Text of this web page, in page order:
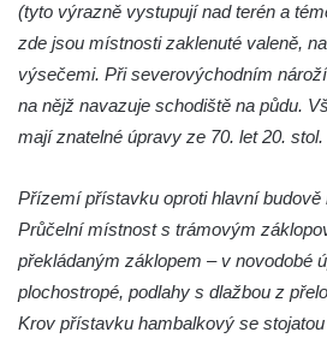
Zámek Ostrov
Zámek Bynovec
Zámek Daňkov
Zámek Starý Rybník (Altenteich)
Zámek Weesenstein
Zámek (a hrad) Tachov
Nový zámek Chodová Planá
(tyto výrazně vystupují nad terén a
zde jsou místnosti zaklenuté valeně,
výsečemi. Při severovýchodním
na nějž navazuje schodiště na půdu.
mají znatelné úpravy ze 70. let 20.
Přízemí přístavku oproti hlavní
Průčelní místnost s trámovým
překládaným záklopem – v novodobé
plochostropé, podlahy s dlažbou z
Krov přístavku hambalkový se